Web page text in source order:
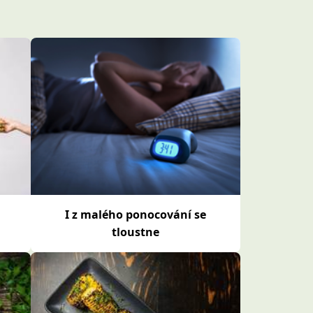
I z malého ponocování se
tloustne